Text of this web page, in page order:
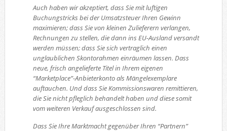
Auch haben wir akzeptiert, dass Sie mit luftigen
Buchungstricks bei der Umsatzsteuer Ihren Gewinn
maximieren; dass Sie von kleinen Zulieferern verlangen,
Rechnungen zu stellen, die dann ins EU-Ausland versandt
werden müssen; dass Sie sich vertraglich einen
unglaublichen Skontorahmen einräumen lassen. Dass
neue, frisch angelieferte Titel in Ihrem eigenen
“Marketplace”-Anbieterkonto als Mängelexemplare
auftauchen. Und dass Sie Kommissionswaren remittieren,
die Sie nicht pfleglich behandelt haben und diese somit
vom weiteren Verkauf ausgeschlossen sind.
Dass Sie Ihre Marktmacht gegenüber Ihren “Partnern”